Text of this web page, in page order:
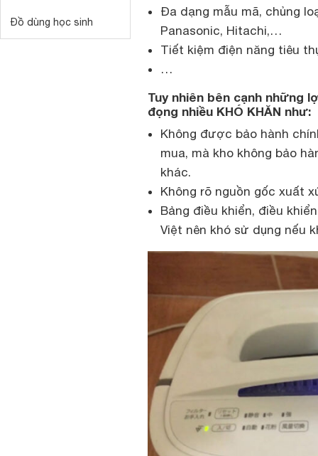
Đồ dùng học sinh
Đa dạng mẫu mã, chủng
Panasonic, Hitachi,…
Tiết kiệm điện năng tiêu
…
Tuy nhiên bên cạnh những
đọng nhiều KHÓ KHĂN như:
Không được bảo hành
mua, mà kho không bảo
khác.
Không rõ nguồn gốc xuất
Bảng điều khiển, điều
Việt nên khó sử dụng nếu